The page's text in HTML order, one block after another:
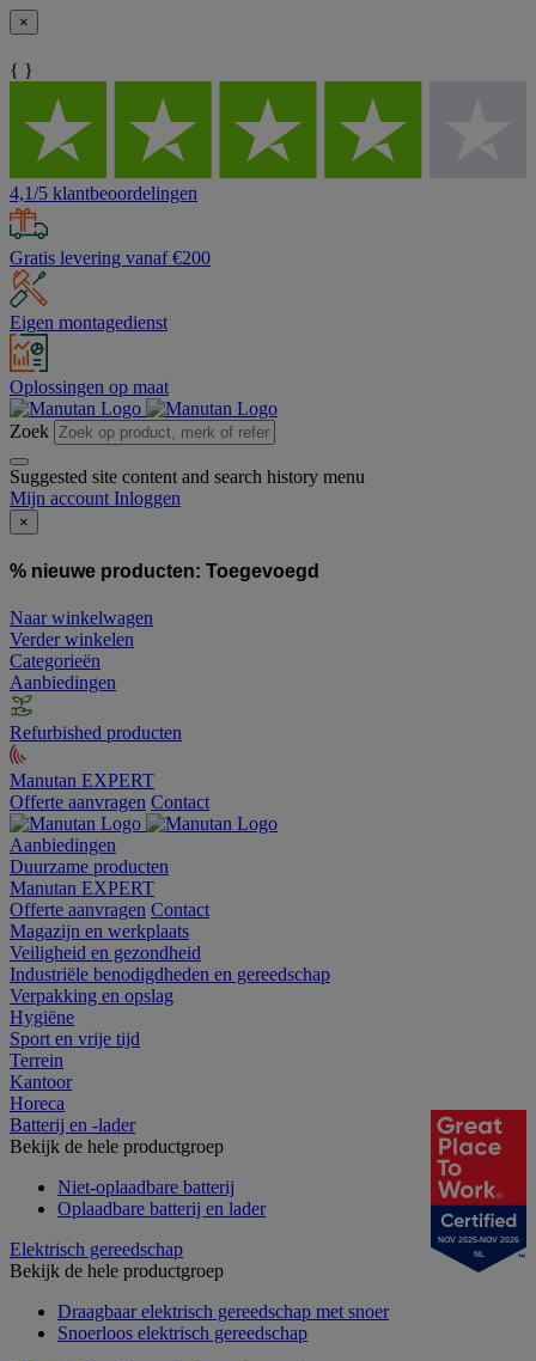
×
{ }
4,1/5 klantbeoordelingen
Gratis levering vanaf €200
Eigen montagedienst
Oplossingen op maat
Zoek
Suggested site content and search history menu
Mijn account Inloggen
×
% nieuwe producten: Toegevoegd
Naar winkelwagen
Verder winkelen
Categorieën
Aanbiedingen
Refurbished producten
Manutan EXPERT
Offerte aanvragen Contact
Aanbiedingen
Duurzame producten
Manutan EXPERT
Offerte aanvragen Contact
Magazijn en werkplaats
Veiligheid en gezondheid
Industriële benodigdheden en gereedschap
Verpakking en opslag
Hygiëne
Sport en vrije tijd
Terrein
Kantoor
Horeca
Batterij en -lader
Bekijk de hele productgroep
Niet-oplaadbare batterij
Oplaadbare batterij en lader
Elektrisch gereedschap
Bekijk de hele productgroep
Draagbaar elektrisch gereedschap met snoer
Snoerloos elektrisch gereedschap
NOV 2025-NOV 2026
NL